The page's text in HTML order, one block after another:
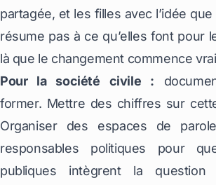
partagée, et les filles avec l’idée
résume pas à ce qu’elles font pour
là que le changement commence
Pour la société civile :
former. Mettre des chiffres sur
Organiser des espaces de
responsables politiques pour
publiques intègrent la